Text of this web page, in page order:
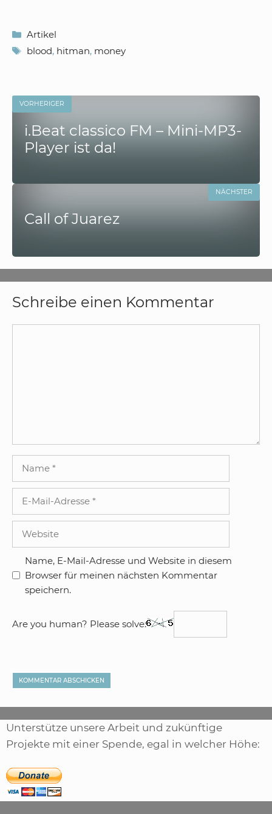
Kategorien
Artikel
Schlagwörter
blood, hitman, money
VORHERIGER
i.Beat classico FM – Mini-MP3-
Player ist da!
Call of Juarez
NÄCHSTER
Schreibe einen Kommentar
Adresse
Name, E-Mail-Adresse und Website in diesem
Browser für meinen nächsten Kommentar
speichern.
Are you human? Please solve:
Unterstütze unsere Arbeit und zukünftige
Projekte mit einer Spende, egal in welcher Höhe: